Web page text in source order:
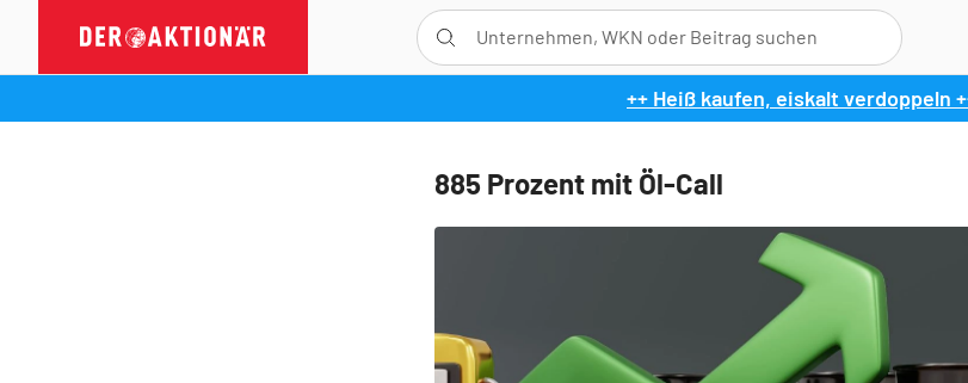
++ Heiß kaufen, eiskalt verdoppeln
885 Prozent mit Öl-Call